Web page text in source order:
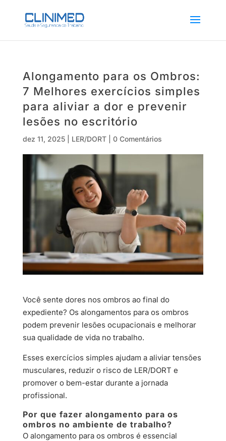
Alongamento para os Ombros:
7 Melhores exercícios simples
para aliviar a dor e prevenir
lesões no escritório
dez 11, 2025| LER/DORT| 0 Comentários
Você sente dores nos ombros ao final do
expediente? Os alongamentos para os ombros
podem prevenir lesões ocupacionais e melhorar
sua qualidade de vida no trabalho.
Esses exercícios simples ajudam a aliviar tensões
musculares, reduzir o risco de LER/DORT e
promover o bem-estar durante a jornada
profissional.
Por que fazer alongamento para os
ombros no ambiente de trabalho?
O alongamento para os ombros é essencial